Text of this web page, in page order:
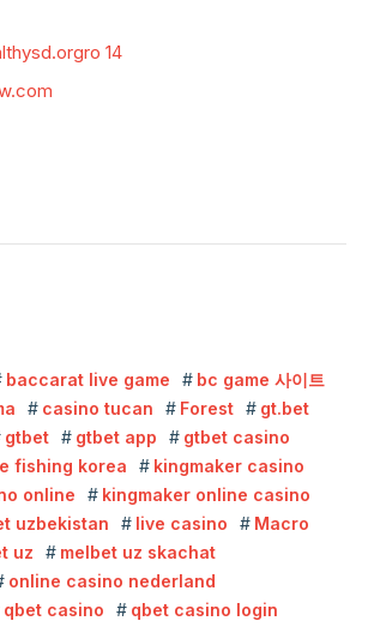
14
baccarat live game
bc game 사이트
casino tucan Forest
gt.bet
gtbet gtbet app
gtbet casino
fishing korea
kingmaker casino
online
kingmaker online casino
uzbekistan live casino
Macro
uz
melbet uz skachat
online casino nederland
qbet casino
qbet casino login